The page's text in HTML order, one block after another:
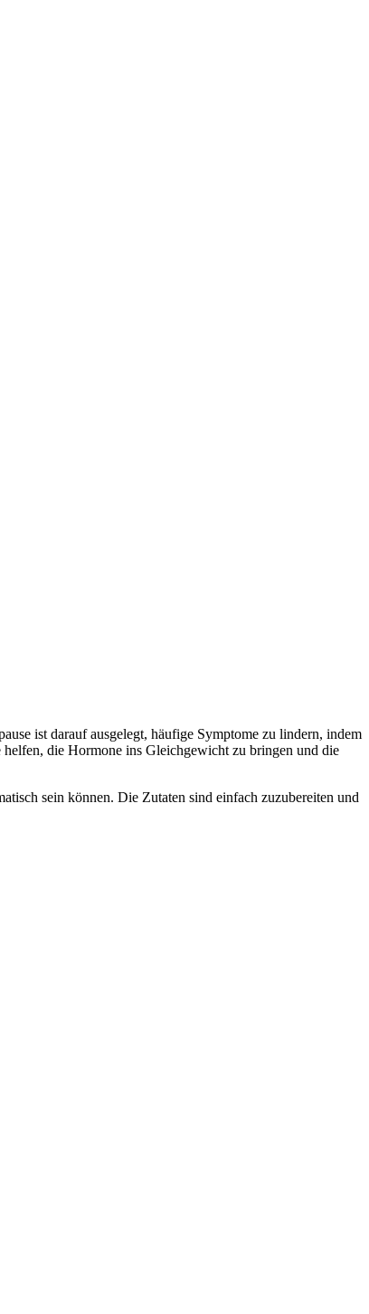
ist darauf ausgelegt, häufige Symptome zu lindern, indem
die Hormone ins Gleichgewicht zu bringen und die
sein können. Die Zutaten sind einfach zuzubereiten und